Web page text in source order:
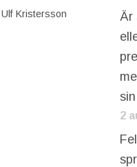
Ulf Kristersson
Är
2